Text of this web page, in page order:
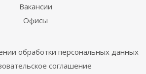
Вакансии
Офисы
обработки персональных данных
соглашение